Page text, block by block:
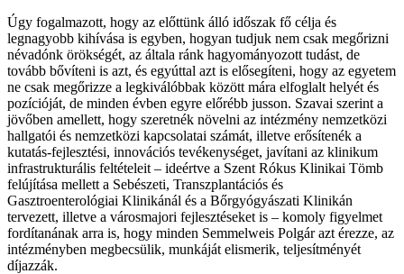
Úgy fogalmazott, hogy az előttünk álló időszak fő célja és
legnagyobb kihívása is egyben, hogyan tudjuk nem csak megőrizni
névadónk örökségét, az általa ránk hagyományozott tudást, de
tovább bővíteni is azt, és egyúttal azt is elősegíteni, hogy az egyetem
ne csak megőrizze a legkiválóbbak között mára elfoglalt helyét és
pozícióját, de minden évben egyre előrébb jusson. Szavai szerint a
jövőben amellett, hogy szeretnék növelni az intézmény nemzetközi
hallgatói és nemzetközi kapcsolatai számát, illetve erősítenék a
kutatás-fejlesztési, innovációs tevékenységet, javítani az klinikum
infrastrukturális feltételeit – ideértve a Szent Rókus Klinikai Tömb
felújítása mellett a Sebészeti, Transzplantációs és
Gasztroenterológiai Klinikánál és a Bőrgyógyászati Klinikán
tervezett, illetve a városmajori fejlesztéseket is – komoly figyelmet
fordítanának arra is, hogy minden Semmelweis Polgár azt érezze, az
intézményben megbecsülik, munkáját elismerik, teljesítményét
díjazzák.